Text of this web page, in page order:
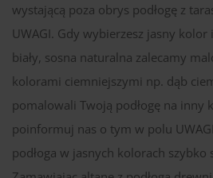
wystającą poza obrys podłogę z
UWAGI. Gdy wybierzesz jasny
biały, sosna naturalna zalecamy
kolorami ciemniejszymi np. dąb
pomalowali Twoją podłogę na inny
poinformuj nas o tym w polu
podłoga w jasnych kolorach szybko